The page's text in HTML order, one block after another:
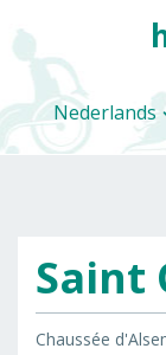
Nederlands
Saint
Chaussée
Alle
categorieën